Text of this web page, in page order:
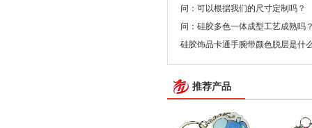
问：可以根据我们的尺寸定制吗？
问：硅胶多色一体成型工艺成熟吗
硅胶饰品卡通手腕带颜色脱层是什
推荐产品